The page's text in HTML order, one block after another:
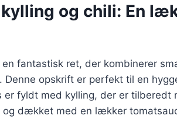
og chili: En
fantastisk ret, der kombinerer
opskrift er perfekt til en
er fyldt med kylling, der er tilberedt
dækket med en lækker